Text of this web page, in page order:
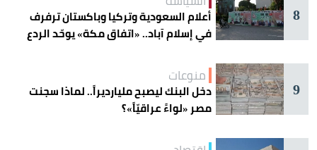
8
أعلام السعودية وتركيا وباكستان ترفرف
في إسلام آباد.. «اتفاق مكة» يوحّد الردع
9
منوعات
دخل البنك ليصبح مليارديراً.. لماذا سجنت
مصر «لواءً عراقيّاً»؟